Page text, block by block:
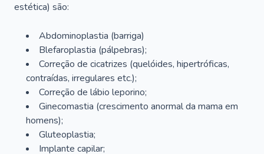
estética) são:
Abdominoplastia (barriga)
Blefaroplastia (pálpebras);
Correção de cicatrizes (quelóides, hipertróficas,
contraídas, irregulares etc.);
Correção de lábio leporino;
Ginecomastia (crescimento anormal da mama em
homens);
Gluteoplastia;
Implante capilar;